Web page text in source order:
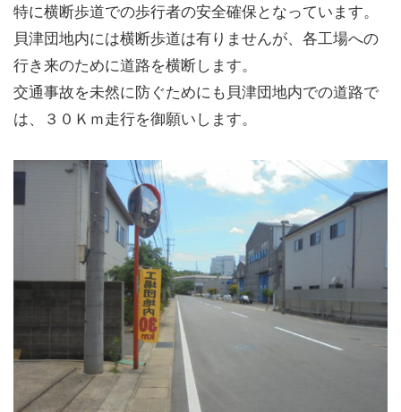
特に横断歩道での歩行者の安全確保となっています。
貝津団地内には横断歩道は有りませんが、各工場への
行き来のために道路を横断します。
交通事故を未然に防ぐためにも貝津団地内での道路で
は、３０Ｋｍ走行を御願いします。